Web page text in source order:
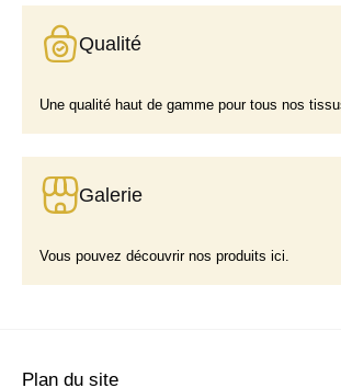
Qualité
Une qualité haut de gamme pour tous nos
Galerie
Vous pouvez découvrir nos produits ici.
Plan du site